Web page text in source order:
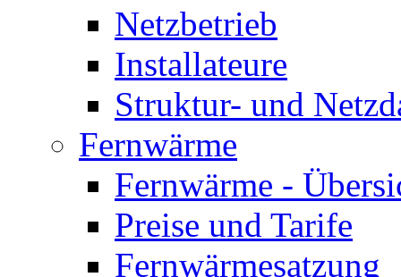
Netzbetrieb
Installateure
Struktur- und
Fernwärme
Fernwärme -
Preise und Tarife
Fernwärmesatzung